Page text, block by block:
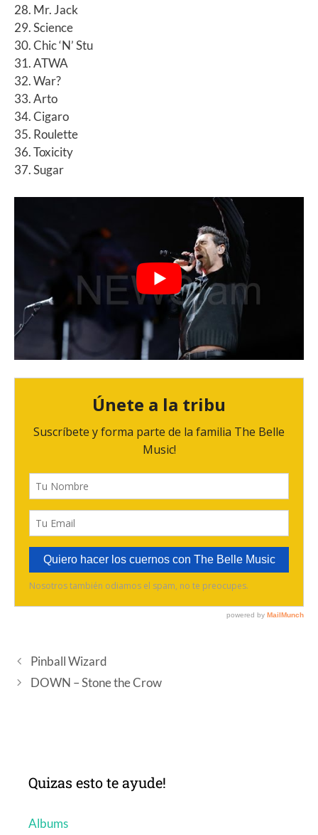
28. Mr. Jack
29. Science
30. Chic ‘N’ Stu
31. ATWA
32. War?
33. Arto
34. Cigaro
35. Roulette
36. Toxicity
37. Sugar
Pinball Wizard
DOWN – Stone the Crow
Quizas esto te ayude!
Albums